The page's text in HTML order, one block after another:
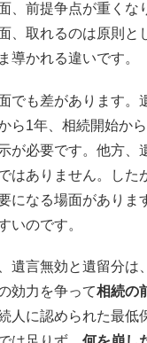
、前提争点が重くな
、取れるのは原則と
導かれる違いです。
でも差があります
ら1年、相続開始か
が必要です。他方
はありません。し
になる場面がありま
いのです。
遺言無効と遺留分は
効力を争って相続の
人に認められた最低